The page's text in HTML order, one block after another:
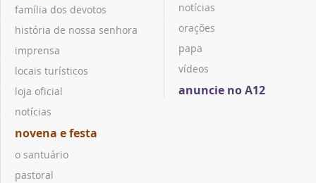
família dos devotos
história de nossa senhora
imprensa
locais turísticos
loja oficial
notícias
novena e festa
o santuário
pastoral
notícias
orações
papa
vídeos
anuncie no A12